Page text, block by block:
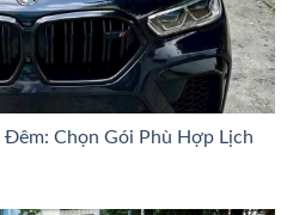
Đêm: Chọn Gói Phù Hợp Lịch